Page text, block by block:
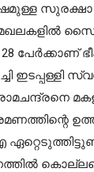
മേഖലകളില്‍
പേര്‍ക്കാണ്
ഇടപ്പള്ളി